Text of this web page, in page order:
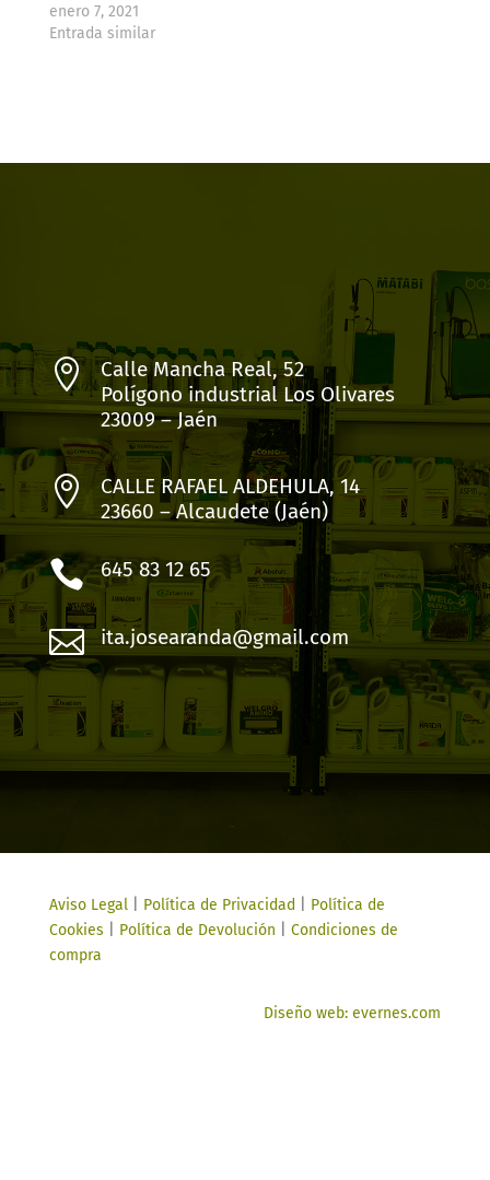
enero 7, 2021
Entrada similar

Calle Mancha Real, 52
Polígono industrial Los Olivares
23009 – Jaén

CALLE RAFAEL ALDEHULA, 14
23660 – Alcaudete (Jaén)
 645 83 12 65
 ita.josearanda@gmail.com
Aviso Legal| Política de Privacidad
Política de
Cookies
Política de Devolución
Condiciones de
compra
Diseño web: evernes.com